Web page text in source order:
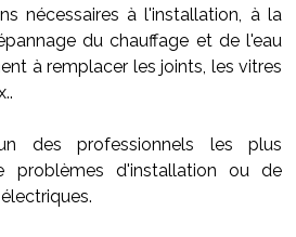
nécessaires à l'installation, à la
du chauffage et de l'eau
à remplacer les joints, les vitres
des professionnels les plus
problèmes d'installation ou de